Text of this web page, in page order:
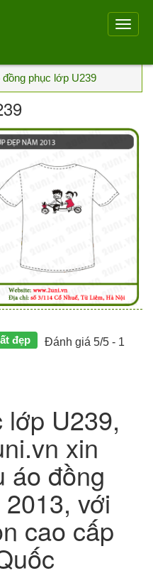
đồng phục lớp U239
đẹp Đánh giá 5/5 - 1
lớp U239,
xin
áo đồng
với
cao cấp